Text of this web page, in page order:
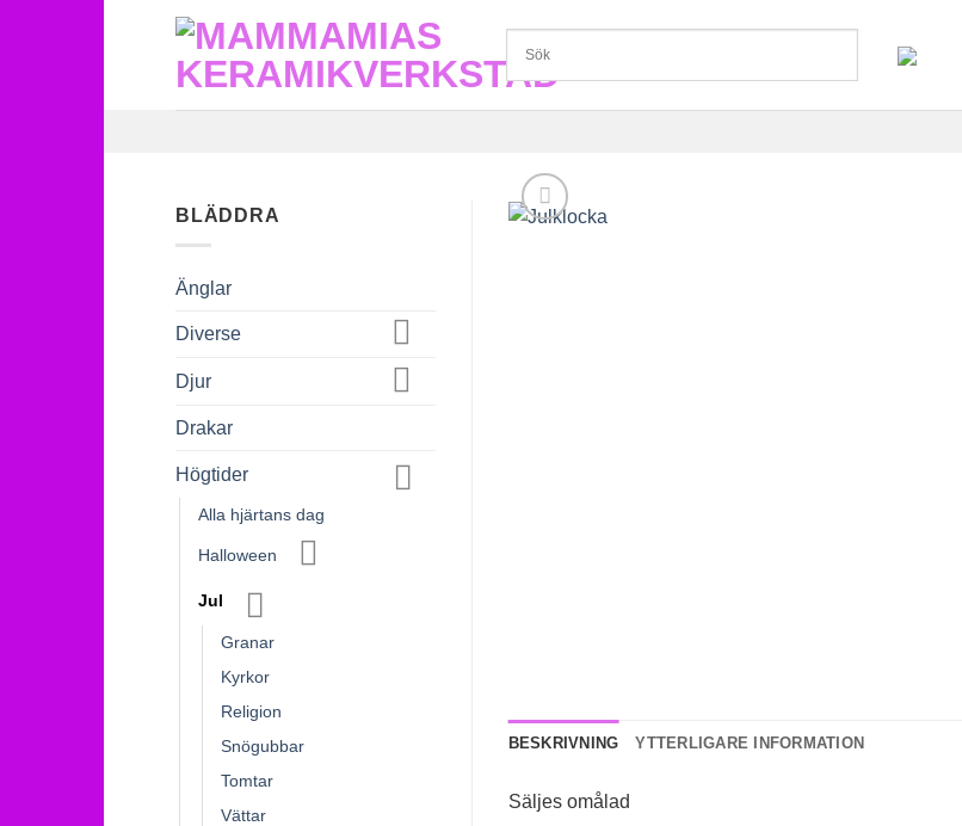
BLÄDDRA
Änglar
Diverse
Djur
Drakar
Högtider
Alla hjärtans dag
Halloween
Jul
Granar
Kyrkor
Religion
Snögubbar
Tomtar
Vättar
BESKRIVNING YTTERLIGARE INFORMATION
Säljes omålad